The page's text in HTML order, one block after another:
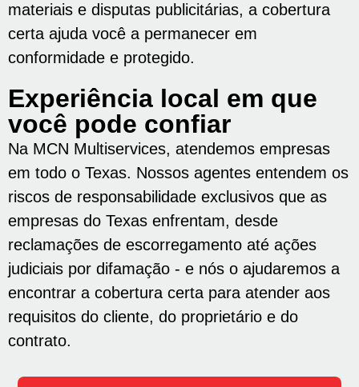
materiais e disputas publicitárias, a cobertura
certa ajuda você a permanecer em
conformidade e protegido.
Experiência local em que
você pode confiar
Na MCN Multiservices, atendemos empresas
em todo o Texas. Nossos agentes entendem os
riscos de responsabilidade exclusivos que as
empresas do Texas enfrentam, desde
reclamações de escorregamento até ações
judiciais por difamação - e nós o ajudaremos a
encontrar a cobertura certa para atender aos
requisitos do cliente, do proprietário e do
contrato.